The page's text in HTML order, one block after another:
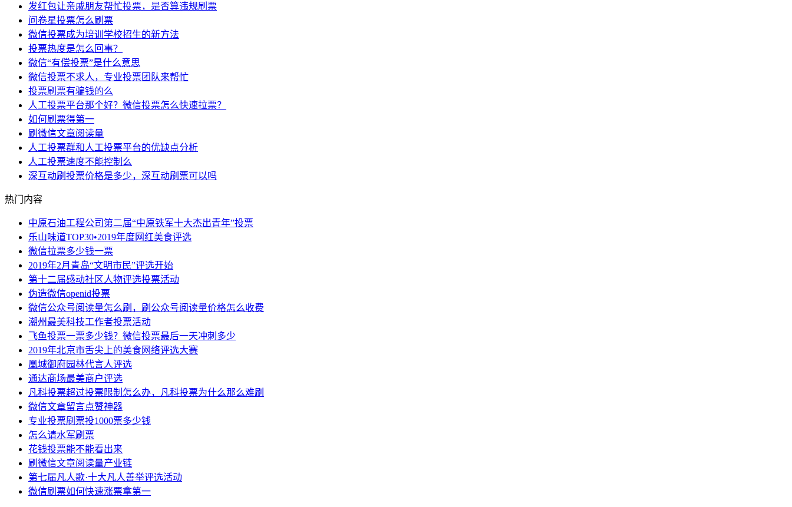
发红包让亲戚朋友帮忙投票，是否算违规刷票
问卷星投票怎么刷票
微信投票成为培训学校招生的新方法
投票热度是怎么回事？
微信“有偿投票”是什么意思
微信投票不求人，专业投票团队来帮忙
投票刷票有骗钱的么
人工投票平台那个好？微信投票怎么快速拉票？
如何刷票得第一
刷微信文章阅读量
人工投票群和人工投票平台的优缺点分析
人工投票速度不能控制么
深互动刷投票价格是多少，深互动刷票可以吗
热门内容
中原石油工程公司第二届“中原铁军十大杰出青年”投票
乐山味道TOP30•2019年度网红美食评选
微信拉票多少钱一票
2019年2月青岛“文明市民”评选开始
第十二届感动社区人物评选投票活动
伪造微信openid投票
微信公众号阅读量怎么刷，刷公众号阅读量价格怎么收费
潮州最美科技工作者投票活动
飞鱼投票一票多少钱？微信投票最后一天冲刺多少
2019年北京市舌尖上的美食网络评选大赛
凰城御府园林代言人评选
通达商场最美商户评选
凡科投票超过投票限制怎么办，凡科投票为什么那么难刷
微信文章留言点赞神器
专业投票刷票投1000票多少钱
怎么请水军刷票
花钱投票能不能看出来
刷微信文章阅读量产业链
第七届凡人歌·十大凡人善举评选活动
微信刷票如何快速涨票拿第一